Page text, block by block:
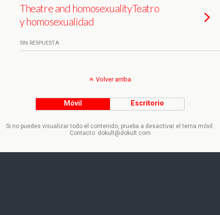
Theatre and homosexualityTeatro
y homosexualidad
SIN RESPUESTA
Volver arriba
Móvil Escritorio
Si no puedes visualizar todo el contenido, prueba a desactivar el tema móvil.
Contacto: dokult@dokult.com